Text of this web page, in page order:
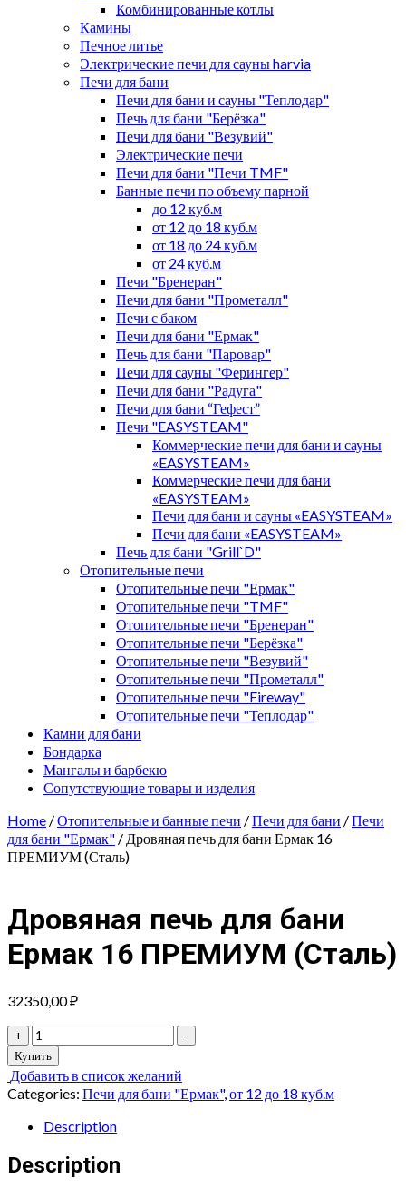
Комбинированные котлы
Камины
Печное литье
Электрические печи для сауны harvia
Печи для бани
Печи для бани и сауны "Теплодар"
Печь для бани "Берёзка"
Печи для бани "Везувий"
Электрические печи
Печи для бани "Печи TMF"
Банные печи по объему парной
до 12 куб.м
от 12 до 18 куб.м
от 18 до 24 куб.м
от 24 куб.м
Печи "Бренеран"
Печи для бани "Прометалл"
Печи с баком
Печи для бани "Ермак"
Печь для бани "Паровар"
Печи для сауны "Ферингер"
Печи для бани "Радуга"
Печи для бани “Гефест”
Печи "EASYSTEAM"
Коммерческие печи для бани и сауны
«EASYSTEAM»
Коммерческие печи для бани
«EASYSTEAM»
Печи для бани и сауны «EASYSTEAM»
Печи для бани «EASYSTEAM»
Печь для бани "Grill`D"
Отопительные печи
Отопительные печи "Ермак"
Отопительные печи "TMF"
Отопительные печи "Бренеран"
Отопительные печи "Берёзка"
Отопительные печи "Везувий"
Отопительные печи "Прометалл"
Отопительные печи "Fireway"
Отопительные печи "Теплодар"
Камни для бани
Бондарка
Мангалы и барбекю
Сопутствующие товары и изделия
Home /Отопительные и банные печи /Печи для бани /Печи
для бани "Ермак" / Дровяная печь для бани Ермак 16
ПРЕМИУМ (Сталь)
Дровяная печь для бани
Ермак 16 ПРЕМИУМ (Сталь)
32350,00₽
+
Дровяная
печь
для
бани
Ермак
16
(Сталь)
quantity
-
Купить
Добавить в список желаний
Categories: Печи для бани "Ермак", от 12 до 18 куб.м
Description
Description